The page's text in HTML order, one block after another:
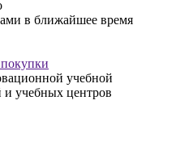
в ближайшее время
учебной
и учебных центров